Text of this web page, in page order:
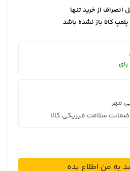
انصراف از خرید تنها
کالا باز نشده باشد
مهر
سلامت فیزیکی کالا
به من اطلاع بده